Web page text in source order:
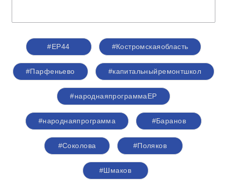
#ЕР44 #Костромскаяобласть
#Парфеньево #капитальныйремонтшкол
#народнаяпрограммаЕР
#народнаяпрограмма #Баранов
#Соколова #Поляков
#Шмаков